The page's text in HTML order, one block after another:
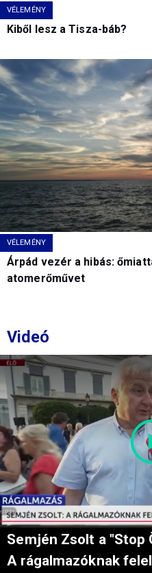
VÉLEMÉNY
Kiből lesz a Tisza-báb?
VÉLEMÉNY
Árpád vezér a hibás:
atomerőművet
Videó
Semjén Zsolt a "Stop
A rágalmazóknak